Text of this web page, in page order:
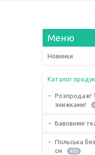
Новинки
Каталог
Розпродаж!
знижками!
Бавовняні
Польська
см
485